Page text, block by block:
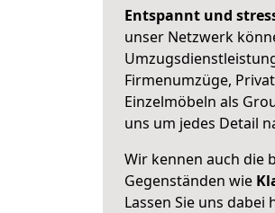
Entspannt und
unser Netzwerk
Firmenumzüge,
Einzelmöbeln als
uns um jedes Detail
Wir kennen auch die
Gegenständen wie
Lassen Sie uns